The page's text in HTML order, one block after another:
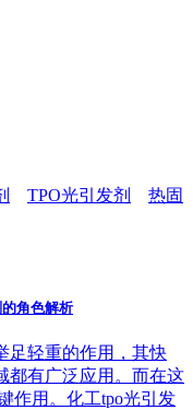
TPO光引发剂
热固
角色解析
足轻重的作用，其快
都有广泛应用。而在这
作用。化工tpo光引发